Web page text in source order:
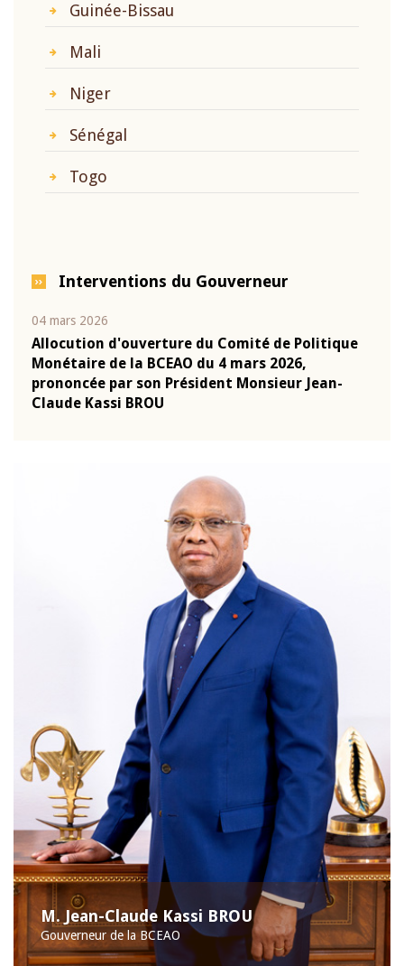
Guinée-Bissau
Mali
Niger
Sénégal
Togo
Interventions du Gouverneur
04 mars 2026
Allocution d'ouverture du Comité de Politique
Monétaire de la BCEAO du 4 mars 2026,
prononcée par son Président Monsieur Jean-
Claude Kassi BROU
M. Jean-Claude Kassi BROU
Gouverneur de la BCEAO